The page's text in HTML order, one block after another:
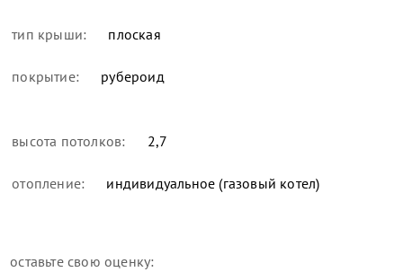
тип крыши: плоская
покрытие: рубероид
высота потолков: 2,7
отопление: индивидуальное (газовый котел)
оставьте свою оценку: